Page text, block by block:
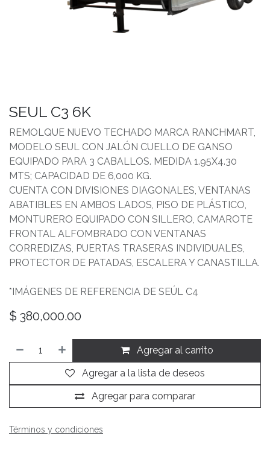
SEUL C3 6K
REMOLQUE NUEVO TECHADO MARCA RANCHMART,
MODELO SEUL CON JALÓN CUELLO DE GANSO
EQUIPADO PARA 3 CABALLOS. MEDIDA 1.95X4.30
MTS; CAPACIDAD DE 6,000 KG.
CUENTA CON DIVISIONES DIAGONALES, VENTANAS
ABATIBLES EN AMBOS LADOS, PISO DE PLÁSTICO,
MONTURERO EQUIPADO CON SILLERO, CAMAROTE
FRONTAL ALFOMBRADO CON VENTANAS
CORREDIZAS, PUERTAS TRASERAS INDIVIDUALES,
PROTECTOR DE PATADAS, ESCALERA Y CANASTILLA.
*IMÁGENES DE REFERENCIA DE SEÚL C4
$ 380,000.00
Agregar al carrito
Agregar para comparar
Agregar a la lista de deseos
Términos y condiciones